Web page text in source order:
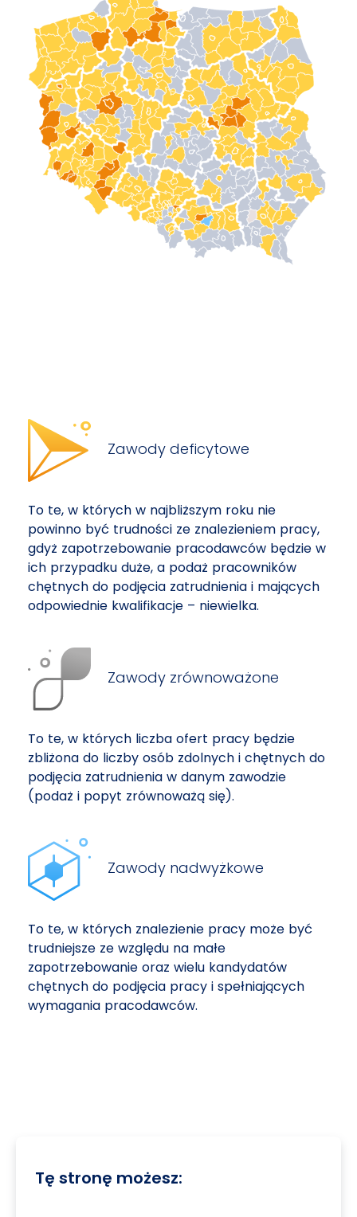
Zawody deficytowe
To te, w których w najbliższym roku nie
powinno być trudności ze znalezieniem pracy,
gdyż zapotrzebowanie pracodawców będzie w
ich przypadku duże, a podaż pracowników
chętnych do podjęcia zatrudnienia i mających
odpowiednie kwalifikacje – niewielka.
Zawody zrównoważone
To te, w których liczba ofert pracy będzie
zbliżona do liczby osób zdolnych i chętnych do
podjęcia zatrudnienia w danym zawodzie
(podaż i popyt zrównoważą się).
Zawody nadwyżkowe
To te, w których znalezienie pracy może być
trudniejsze ze względu na małe
zapotrzebowanie oraz wielu kandydatów
chętnych do podjęcia pracy i spełniających
wymagania pracodawców.
Tę stronę możesz: